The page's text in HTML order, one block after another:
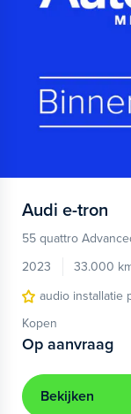
Audi e-tron
55 quattro
2023
33.000
audio installatie
Kopen
Op aanvraag
Bekijken